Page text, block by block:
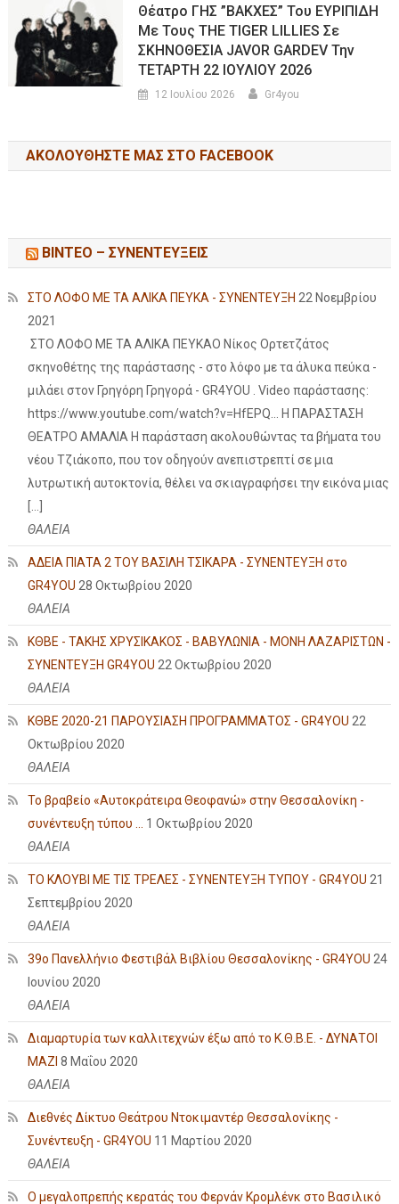
Θέατρο ΓΗΣ ”ΒΑΚΧΕΣ” Του ΕΥΡΙΠΙΔΗ
Με Τους THE TIGER LILLIES Σε
ΣΚΗΝΟΘΕΣΙΑ JAVOR GARDEV Την
ΤΕΤΑΡΤΗ 22 ΙΟΥΛΙΟΥ 2026
12 Ιουλίου 2026 Gr4you
ΑΚΟΛΟΥΘΉΣΤΕ ΜΑΣ ΣΤΟ FACEBOOK
ΒΙΝΤΕΟ – ΣΥΝΕΝΤΕΥΞΕΙΣ
ΣΤΟ ΛΟΦΟ ΜΕ ΤΑ ΑΛΙΚΑ ΠΕΥΚΑ - ΣΥΝΕΝΤΕΥΞΗ 22 Νοεμβρίου
2021
ΣΤΟ ΛΟΦΟ ΜΕ ΤΑ ΑΛΙΚΑ ΠΕΥΚΑΟ Νίκος Ορτετζάτος
σκηνοθέτης της παράστασης - στο λόφο με τα άλυκα πεύκα -
μιλάει στον Γρηγόρη Γρηγορά - GR4YOU . Video παράστασης:
https://www.youtube.com/watch?v=HfEPQ... Η ΠΑΡΑΣΤΑΣΗ
ΘΕΑΤΡΟ ΑΜΑΛΙΑ Η παράσταση ακολουθώντας τα βήματα του
νέου Τζιάκοπο, που τον οδηγούν ανεπιστρεπτί σε μια
λυτρωτική αυτοκτονία, θέλει να σκιαγραφήσει την εικόνα μιας
ΘΑΛΕΙΑ
ΑΔΕΙΑ ΠΙΑΤΑ 2 ΤΟΥ ΒΑΣΙΛΗ ΤΣΙΚΑΡΑ - ΣΥΝΕΝΤΕΥΞΗ στο
GR4YOU 28 Οκτωβρίου 2020
ΘΑΛΕΙΑ
ΚΘΒΕ - ΤΑΚΗΣ ΧΡΥΣΙΚΑΚΟΣ - ΒΑΒΥΛΩΝΙΑ - ΜΟΝΗ ΛΑΖΑΡΙΣΤΩΝ -
ΣΥΝΕΝΤΕΥΞΗ GR4YOU 22 Οκτωβρίου 2020
ΘΑΛΕΙΑ
ΚΘΒΕ 2020-21 ΠΑΡΟΥΣΙΑΣΗ ΠΡΟΓΡΑΜΜΑΤΟΣ - GR4YOU 22
Οκτωβρίου 2020
ΘΑΛΕΙΑ
Το βραβείο «Αυτοκράτειρα Θεοφανώ» στην Θεσσαλονίκη -
συνέντευξη τύπου ...
1 Οκτωβρίου 2020
ΘΑΛΕΙΑ
ΤΟ ΚΛΟΥΒΙ ΜΕ ΤΙΣ ΤΡΕΛΕΣ - ΣΥΝΕΝΤΕΥΞΗ ΤΥΠΟΥ - GR4YOU 21
Σεπτεμβρίου 2020
ΘΑΛΕΙΑ
39ο Πανελλήνιο Φεστιβάλ Βιβλίου Θεσσαλονίκης - GR4YOU 24
Ιουνίου 2020
ΘΑΛΕΙΑ
Διαμαρτυρία των καλλιτεχνών έξω από το Κ.Θ.Β.Ε. - ΔΥΝΑΤΟΙ
ΜΑΖΙ 8 Μαΐου 2020
ΘΑΛΕΙΑ
Διεθνές Δίκτυο Θεάτρου Ντοκιμαντέρ Θεσσαλονίκης -
Συνέντευξη - GR4YOU 11 Μαρτίου 2020
ΘΑΛΕΙΑ
Ο μεγαλοπρεπής κερατάς του Φερνάν Κρομλένκ στο Βασιλικό